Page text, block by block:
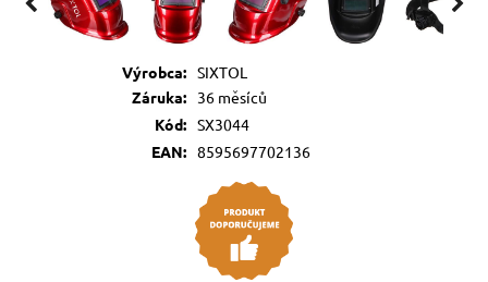
Výrobca: SIXTOL
Záruka:
36 měsíců
Kód: SX3044
EAN: 8595697702136